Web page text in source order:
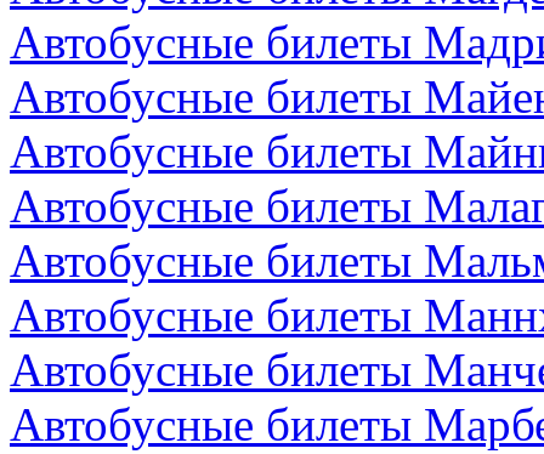
Автобусные билеты
Автобусные билеты
Автобусные билеты
Автобусные билеты
Автобусные билеты
Автобусные билеты
Автобусные билеты
Автобусные билеты